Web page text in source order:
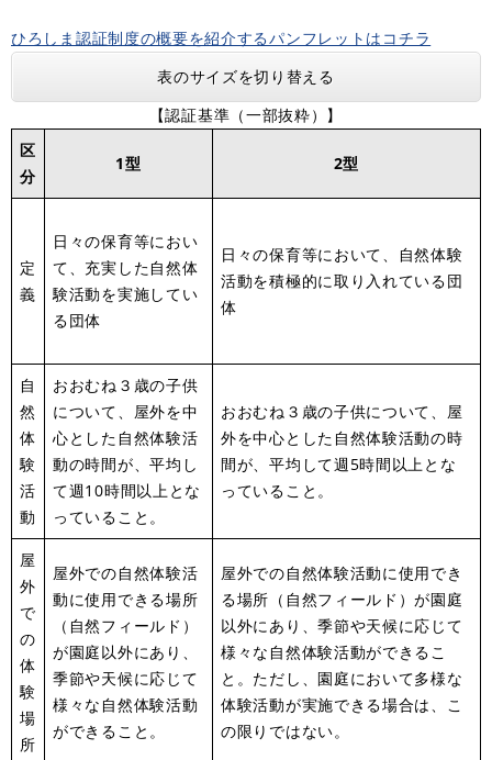
ひろしま認証制度の概要を紹介するパンフレットはコチラ
表のサイズを切り替える
【認証基準（一部抜粋）】
区
分
1型 2型
定
義
日々の保育等におい
て、充実した自然体
験活動を実施してい
る団体
日々の保育等において、自然体験
活動を積極的に取り入れている団
体
自
然
体
験
活
動
おおむね３歳の子供
について、屋外を中
心とした自然体験活
動の時間が、平均し
て週10時間以上とな
っていること。
おおむね３歳の子供について、屋
外を中心とした自然体験活動の時
間が、平均して週5時間以上とな
っていること。
屋
外
で
の
体
験
場
所
屋外での自然体験活
動に使用できる場所
（自然フィールド）
が園庭以外にあり、
季節や天候に応じて
様々な自然体験活動
ができること。
屋外での自然体験活動に使用でき
る場所（自然フィールド）が園庭
以外にあり、季節や天候に応じて
様々な自然体験活動ができるこ
と。ただし、園庭において多様な
体験活動が実施できる場合は、こ
の限りではない。